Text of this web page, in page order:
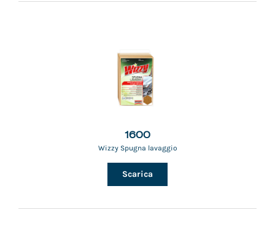
1600
Wizzy Spugna lavaggio
Scarica